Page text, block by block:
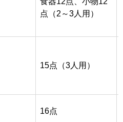
点 （2～3人用）
15点 （3人用）
16点